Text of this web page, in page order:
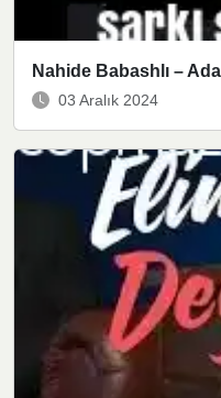
Nahide Babashlı –
03 Aralık 2024